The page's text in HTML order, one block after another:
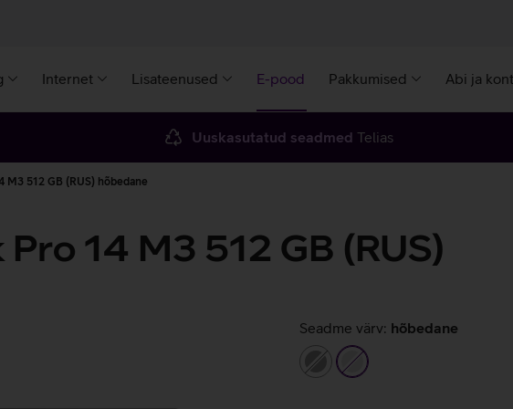
Internet Lisateenused E-pood Pakkumised Abi ja
Uuskasutatud seadmed Telias
M3 512 GB (RUS) hõbedane
14 M3 512 GB (RUS)
Seadme värv: hõbedane
hall
hõbedane